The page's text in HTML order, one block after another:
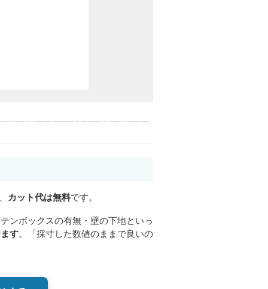
カット代は無料です。
ンボックスの有無・壁の下地といっ
す。「採寸した数値のままで良いの